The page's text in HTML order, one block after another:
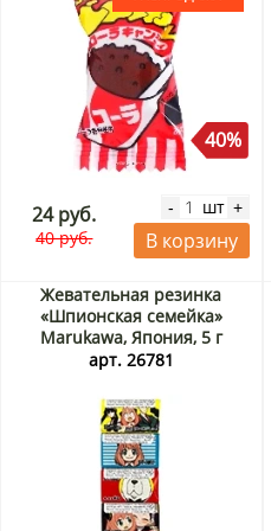
40%
24 руб.
40 руб.
- шт +
В корзину
Жевательная резинка
«Шпионская семейка»
Marukawa, Япония, 5 г
арт. 26781